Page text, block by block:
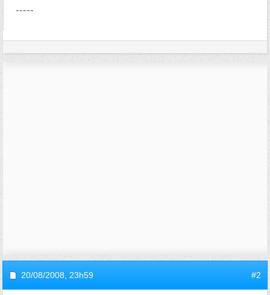
-----
20/08/2008, 23h59 #2